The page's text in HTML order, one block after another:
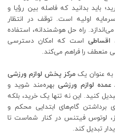
باید بدانید که فاصله بین رؤیا و
اولیه است. توقف در انتظار
راه حل هوشمندانه، استفاده
اقساطی است که امکان دسترسی
منعطف را فراهم می‌کند.
به عنوان یک مرکز پخش لوازم ورزشی
عمده لوازم ورزشی بهره‌مند شوید و
کنید. این نه تنها یک خرید، بلکه
برداشتن گام‌های ابتدایی محکم و
لوتوس فیتنس در کنار شماست تا
تبدیل کند.